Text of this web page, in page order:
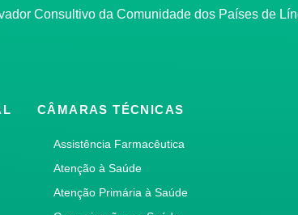
Consultivo da Comunidade dos Países de
CÂMARAS TÉCNICAS
Assistência Farmacêutica
Atenção à Saúde
Atenção Primária à Saúde